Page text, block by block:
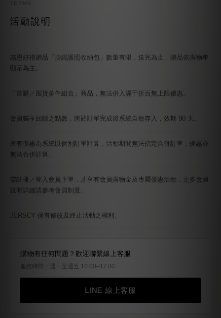
TERMS
活動說明
感恩好禮贈品「掛繩護照收納包」數量有限，送完為止，贈品依購物車
顯示為主。
「首購／囤貨多件組合」商品，無法併入滿千折百無上限優惠。
會員獨享回饋之點數，將於訂單完成後系統自動存入，效期 90 天。
所有優惠為系統以個別訂單計算，活動期間無法指定合併訂單，優惠亦
無法合併計算。
需註冊／登入會員下單，才享有會員購物金及專屬優惠活動，更多會員
說明詳細請參考會員制度。
JERSCY 保有修改及終止活動之權利。
購物有任何問題？歡迎聯繫線上客服
服務時間：週一至週五 10:00–17:00
LINE 線上客服